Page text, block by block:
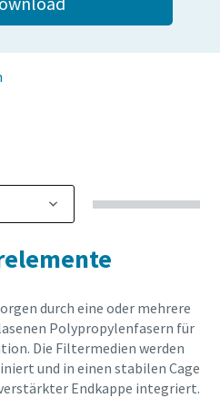
durch eine oder mehrere
Polypropylenfasern für
Die Filtermedien werden
und in einen stabilen Cage
Endkappe integriert.